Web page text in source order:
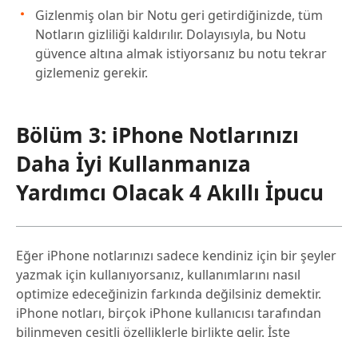
Gizlenmiş olan bir Notu geri getirdiğinizde, tüm
Notların gizliliği kaldırılır. Dolayısıyla, bu Notu
güvence altına almak istiyorsanız bu notu tekrar
gizlemeniz gerekir.
Bölüm 3: iPhone Notlarınızı
Daha İyi Kullanmanıza
Yardımcı Olacak 4 Akıllı İpucu
Eğer iPhone notlarınızı sadece kendiniz için bir şeyler
yazmak için kullanıyorsanız, kullanımlarını nasıl
optimize edeceğinizin farkında değilsiniz demektir.
iPhone notları, birçok iPhone kullanıcısı tarafından
bilinmeyen çeşitli özelliklerle birlikte gelir. İşte